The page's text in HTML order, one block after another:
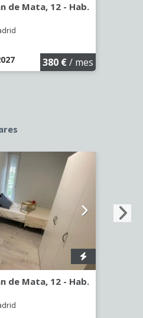
de Mata, 12 - Hab.
380 €/ mes
de Mata, 12 - Hab.